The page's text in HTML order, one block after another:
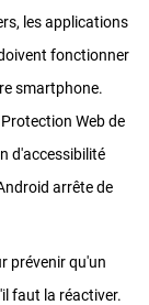
les applications
fonctionner
smartphone.
Web de
d'accessibilité
arrête de
prévenir qu'un
faut la réactiver.